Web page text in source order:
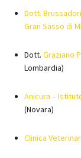
Dott. Brussadori
Gran Sasso di
Dott. Graziano
Lombardia)
Anicura –
(Novara)
Clinica